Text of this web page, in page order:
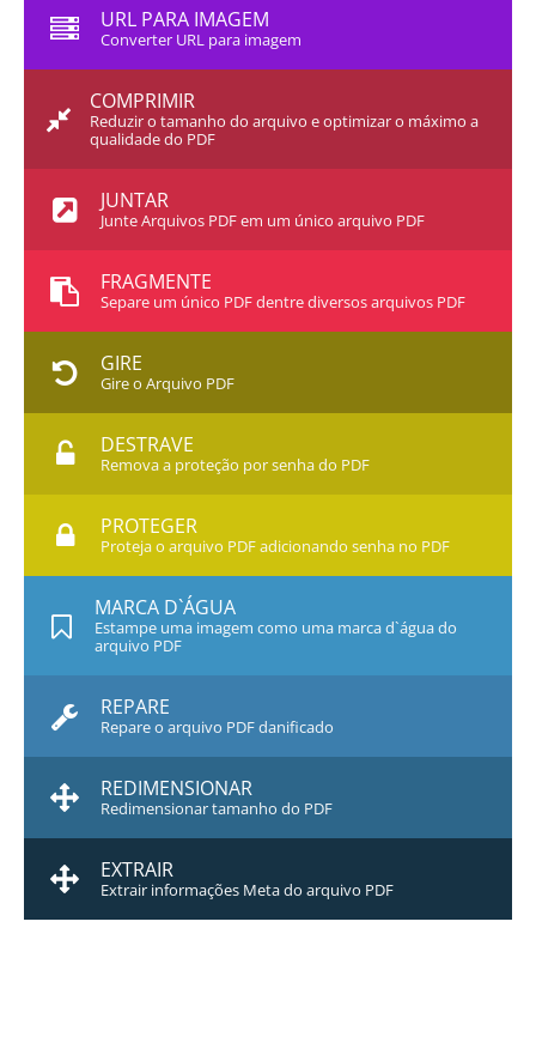
URL PARA IMAGEM
Converter URL para imagem
COMPRIMIR
Reduzir o tamanho do arquivo e optimizar o máximo a
qualidade do PDF
JUNTAR
Junte Arquivos PDF em um único arquivo PDF
FRAGMENTE
Separe um único PDF dentre diversos arquivos PDF
GIRE
Gire o Arquivo PDF
DESTRAVE
Remova a proteção por senha do PDF
PROTEGER
Proteja o arquivo PDF adicionando senha no PDF
MARCA D`ÁGUA
Estampe uma imagem como uma marca d`água do
arquivo PDF
REPARE
Repare o arquivo PDF danificado
REDIMENSIONAR
Redimensionar tamanho do PDF
EXTRAIR
Extrair informações Meta do arquivo PDF